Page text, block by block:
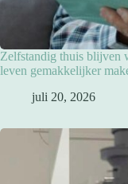
Zelfstandig thuis blijven
leven gemakkelijker
juli 20, 2026